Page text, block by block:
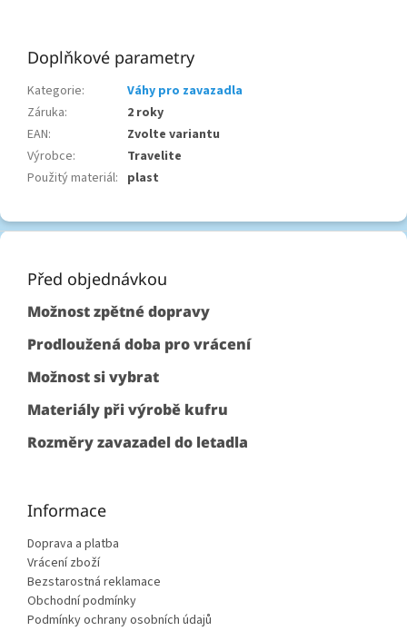
Doplňkové parametry
Kategorie:
Váhy pro zavazadla
Záruka:
2 roky
EAN:
Zvolte variantu
Výrobce:
Travelite
Použitý materiál: plast
Z
Před objednávkou
Možnost zpětné dopravy
Prodloužená doba pro vrácení
Možnost si vybrat
Materiály při výrobě kufru
Rozměry zavazadel do letadla
Informace
Doprava a platba
Vrácení zboží
Bezstarostná reklamace
Obchodní podmínky
Podmínky ochrany osobních údajů